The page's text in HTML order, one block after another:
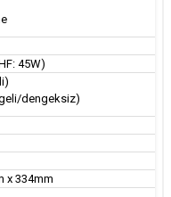
45W)
dengeksiz)
x 334mm